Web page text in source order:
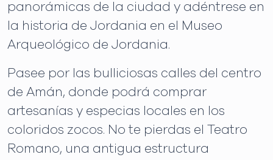
panorámicas de la ciudad y adéntrese en
la historia de Jordania en el Museo
Arqueológico de Jordania.
Pasee por las bulliciosas calles del centro
de Amán, donde podrá comprar
artesanías y especias locales en los
coloridos zocos. No te pierdas el Teatro
Romano, una antigua estructura